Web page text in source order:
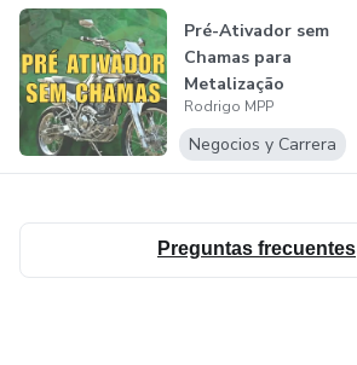
Pré-Ativador sem
Chamas para
Metalização
Rodrigo MPP
Negocios y Carrera
Preguntas frecuentes